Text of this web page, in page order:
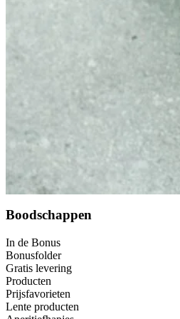
Boodschappen
In de Bonus
Bonusfolder
Gratis levering
Producten
Prijsfavorieten
Lente producten